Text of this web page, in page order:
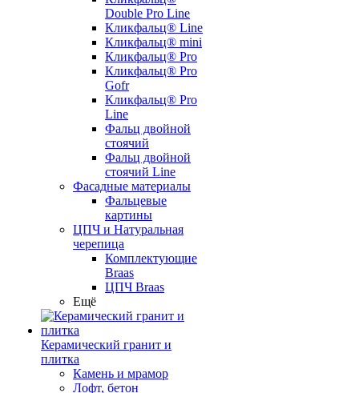
Double Pro Line
Кликфальц® Line
Кликфальц® mini
Кликфальц® Pro
Кликфальц® Pro
Gofr
Кликфальц® Pro
Line
Фальц двойной
стоячий
Фальц двойной
стоячий Line
Фасадные материалы
Фальцевые
картины
ЦПЧ и Натуральная
черепица
Комплектующие
Braas
ЦПЧ Braas
Ещё
Керамический гранит и
плитка
Камень и мрамор
Лофт, бетон